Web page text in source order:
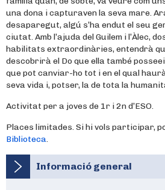
una dona i capturaven la seva mare.
desaparegut, algú s’ha endut el seu
ciutat. Amb l’ajuda del Guilem i l’Àlec,
habilitats extraordinàries, entendrà
descobrirà el Do que ella també
que pot canviar-ho tot i en el qual
seva vida i, potser, la de tota la
Activitat per a joves de 1r i 2n d’ESO.
Places limitades. Si hi vols participar,
Biblioteca.
Informació general